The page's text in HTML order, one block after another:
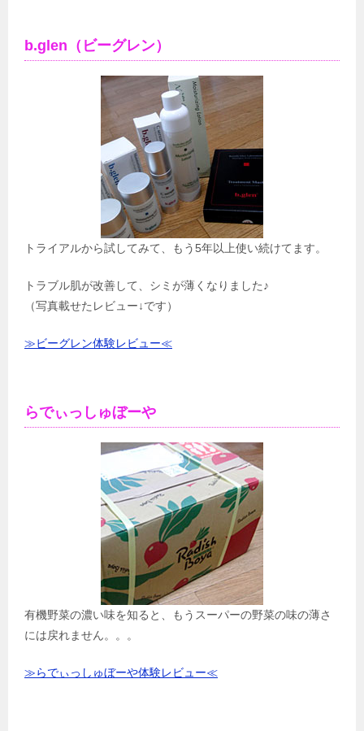
b.glen（ビーグレン）
トライアルから試してみて、もう5年以上使い続けてます。
トラブル肌が改善して、シミが薄くなりました♪
（写真載せたレビュー↓です）
≫ビーグレン体験レビュー≪
らでぃっしゅぼーや
有機野菜の濃い味を知ると、もうスーパーの野菜の味の薄さ
には戻れません。。。
≫らでぃっしゅぼーや体験レビュー≪